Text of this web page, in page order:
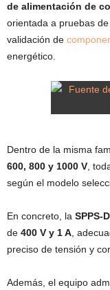
de alimentación de
orientada a pruebas
validación de
energético.
Dentro de la misma
600, 800 y 1000 V ,
según el modelo
En concreto, la SPPS-
de 400 V y 1 A ,
preciso de tensión y
Además, el equipo